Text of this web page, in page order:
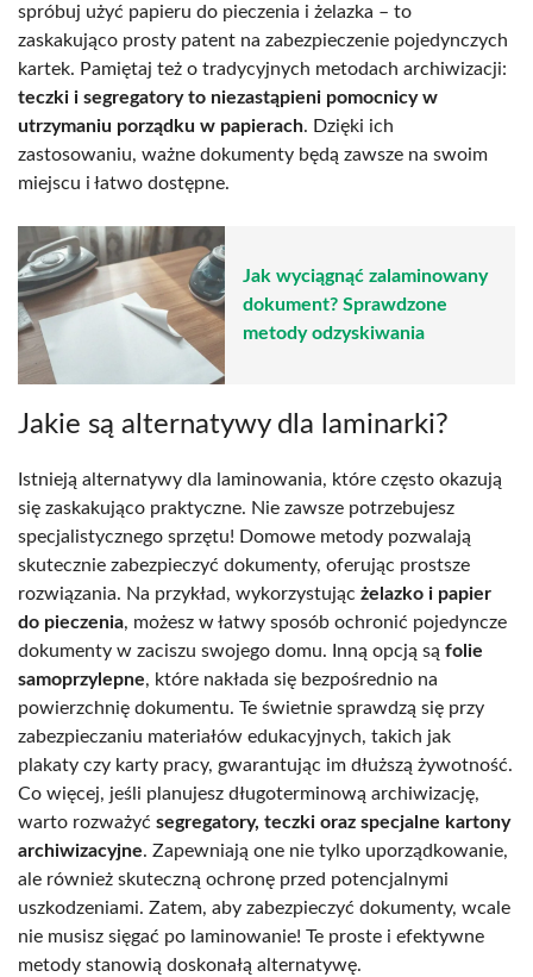
spróbuj użyć papieru do pieczenia i żelazka – to
zaskakująco prosty patent na zabezpieczenie pojedynczych
kartek. Pamiętaj też o tradycyjnych metodach archiwizacji:
teczki i segregatory to niezastąpieni pomocnicy w
utrzymaniu porządku w papierach. Dzięki ich
zastosowaniu, ważne dokumenty będą zawsze na swoim
miejscu i łatwo dostępne.
Jak wyciągnąć zalaminowany
dokument? Sprawdzone
metody odzyskiwania
Jakie są alternatywy dla laminarki?
Istnieją alternatywy dla laminowania, które często okazują
się zaskakująco praktyczne. Nie zawsze potrzebujesz
specjalistycznego sprzętu! Domowe metody pozwalają
skutecznie zabezpieczyć dokumenty, oferując prostsze
rozwiązania. Na przykład, wykorzystując żelazko i papier
do pieczenia, możesz w łatwy sposób ochronić pojedyncze
dokumenty w zaciszu swojego domu. Inną opcją są folie
samoprzylepne, które nakłada się bezpośrednio na
powierzchnię dokumentu. Te świetnie sprawdzą się przy
zabezpieczaniu materiałów edukacyjnych, takich jak
plakaty czy karty pracy, gwarantując im dłuższą żywotność.
Co więcej, jeśli planujesz długoterminową archiwizację,
warto rozważyć segregatory, teczki oraz specjalne kartony
archiwizacyjne. Zapewniają one nie tylko uporządkowanie,
ale również skuteczną ochronę przed potencjalnymi
uszkodzeniami. Zatem, aby zabezpieczyć dokumenty, wcale
nie musisz sięgać po laminowanie! Te proste i efektywne
metody stanowią doskonałą alternatywę.